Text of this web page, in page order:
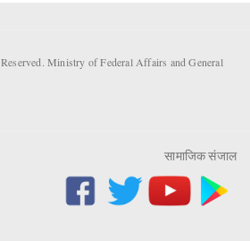
Ministry of Federal Affairs and General
सामाजिक संजाल